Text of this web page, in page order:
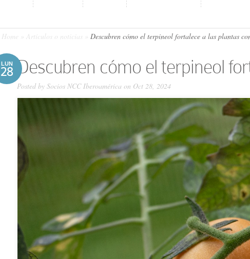
Home Artículos o noticias Descubren cómo el terpineol fortalece a las plantas
LUN
28 Descubren cómo el terpineol
Posted by Socios NCC Iberoamérica on Oct 28, 2024